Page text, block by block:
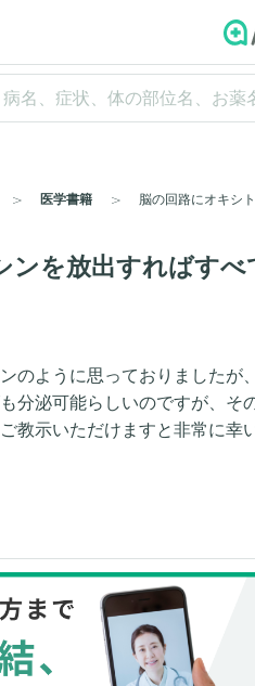
医学書籍 脳の回路にオキシ
ンを放出すればすべ
のように思っておりましたが、
分泌可能らしいのですが、そ
教示いただけますと非常に幸